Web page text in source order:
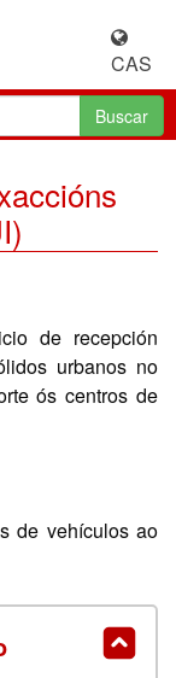
CAS
Buscar
de recepción
urbanos no
ós centros de
de vehículos ao